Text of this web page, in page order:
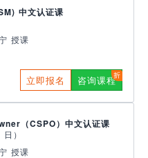
中文认证课
授课
立即报名 咨询课程
（CSPO）中文认证课
）
授课